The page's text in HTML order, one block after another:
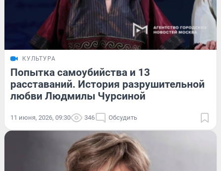
КУЛЬТУРА
Попытка самоубийства и 13
расставаний. История разрушительной
любви Людмилы Чурсиной
11 июня, 2026, 09:30 346 Обсудить